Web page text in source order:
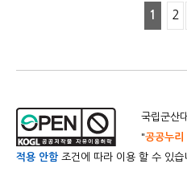
1 2
국립군산
"공공누리
적용 안함조건에 따라 이용 할 수 있습